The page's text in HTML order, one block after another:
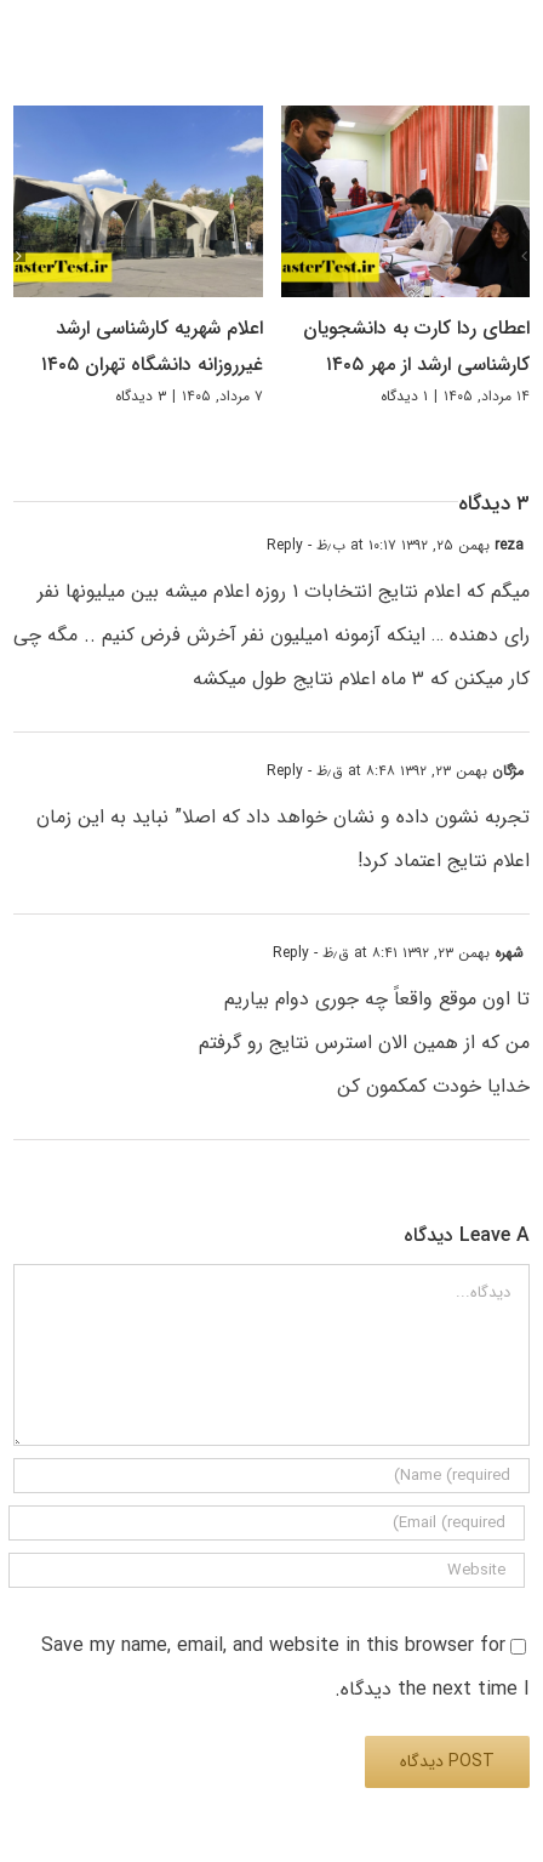
اعطای ردا کارت به دانشجویان
کارشناسی ارشد از مهر ۱۴۰۵
۱۴ مرداد, ۱۴۰۵ | ۱ دیدگاه
اعلام شهریه کارشناسی ارشد
غیرروزانه دانشگاه تهران ۱۴۰۵
۷ مرداد, ۱۴۰۵ | ۳ دیدگاه
۳ دیدگاه
rezaبهمن ۲۵, ۱۳۹۲ at ۱۰:۱۷ ب٫ظ - Reply
میگم که اعلام نتایج انتخابات ۱ روزه اعلام میشه بین میلیونها نفر
رای دهنده … اینکه آزمونه ۱میلیون نفر آخرش فرض کنیم .. مگه چی
کار میکنن که ۳ ماه اعلام نتایج طول میکشه
مژگان بهمن ۲۳, ۱۳۹۲ at ۸:۴۸ ق٫ظ - Reply
تجربه نشون داده و نشان خواهد داد که اصلا” نباید به این زمان
اعلام نتایج اعتماد کرد!
شهره بهمن ۲۳, ۱۳۹۲ at ۸:۴۱ ق٫ظ - Reply
تا اون موقع واقعاً چه جوری دوام بیاریم
من که از همین الان استرس نتایج رو گرفتم
خدایا خودت کمکمون کن
Leave A دیدگاه
دیدگاه
Save my name, email, and website in this browser for
the next time I دیدگاه.